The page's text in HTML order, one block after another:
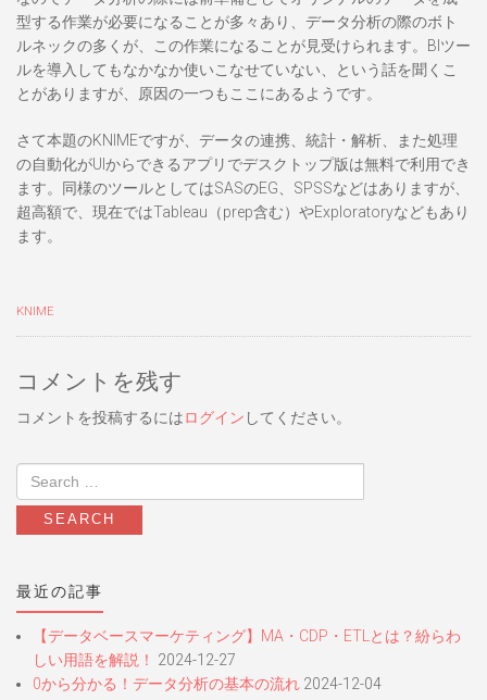
型する作業が必要になることが多々あり、データ分析の際のボト
ルネックの多くが、この作業になることが見受けられます。BIツー
ルを導入してもなかなか使いこなせていない、という話を聞くこ
とがありますが、原因の一つもここにあるようです。
さて本題のKNIMEですが、データの連携、統計・解析、また処理
の自動化がUIからできるアプリでデスクトップ版は無料で利用でき
ます。同様のツールとしてはSASのEG、SPSSなどはありますが、
超高額で、現在ではTableau（prep含む）やExploratoryなどもあり
ます。
KNIME
コメントを残す
コメントを投稿するにはログイン してください。
最近の記事
【データベースマーケティング】MA・CDP・ETLとは？紛らわ
しい用語を解説！
2024-12-27
0から分かる！データ分析の基本の流れ 2024-12-04